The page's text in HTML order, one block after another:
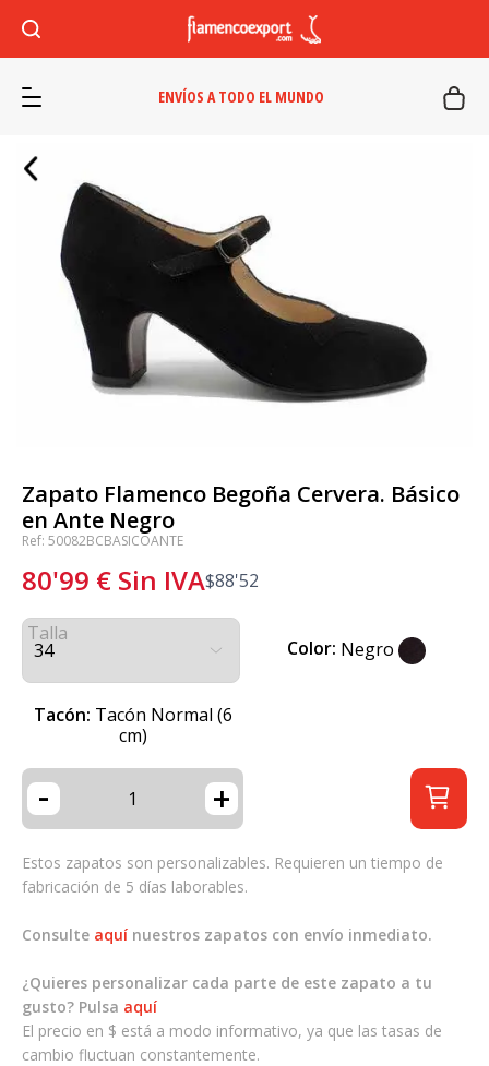
ENVÍOS A TODO EL MUNDO
Zapato Flamenco Begoña Cervera. Básico
en Ante Negro
Ref: 50082BCBASICOANTE
80'99 € Sin IVA$88'52
Talla
Color: Negro
Tacón: Tacón Normal (6
cm)
- +
Estos zapatos son personalizables. Requieren un tiempo de
fabricación de 5 días laborables.
Consulte aquí nuestros zapatos con envío inmediato.
¿Quieres personalizar cada parte de este zapato a tu
gusto? Pulsa aquí
El precio en $ está a modo informativo, ya que las tasas de
cambio fluctuan constantemente.